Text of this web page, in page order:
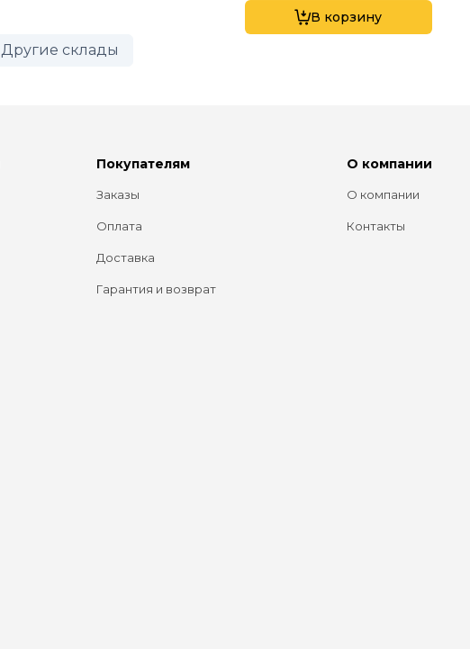
В корзину
Другие склады
Покупателям
Заказы
Оплата
Доставка
Гарантия и возврат
О компании
О компании
Контакты